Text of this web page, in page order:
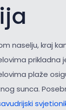
naselju, kraj
plaže
sunca.